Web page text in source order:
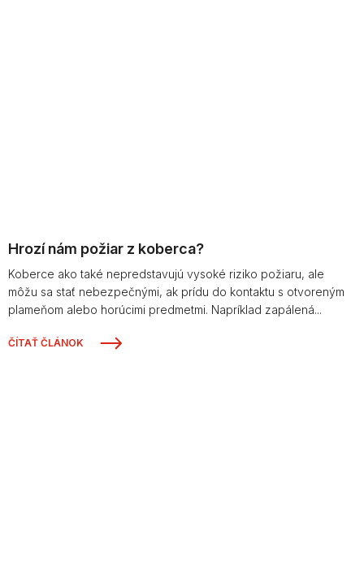
Hrozí nám požiar z koberca?
Koberce ako také nepredstavujú vysoké riziko požiaru, ale
môžu sa stať nebezpečnými, ak prídu do kontaktu s otvoreným
plameňom alebo horúcimi predmetmi. Napríklad zapálená...
ČÍTAŤ ČLÁNOK